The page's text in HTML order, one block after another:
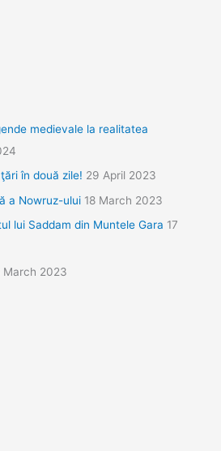
medievale la realitatea
în două zile! 29 April 2023
a Nowruz-ului 18 March 2023
lui Saddam din Muntele Gara 17
March 2023